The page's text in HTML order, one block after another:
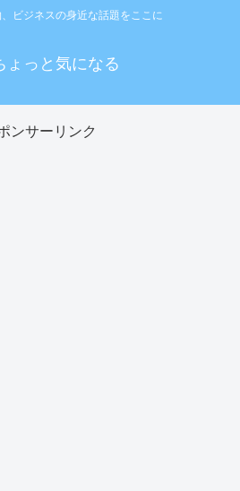
ビジネスの身近な話題をここに
ょっと気になる
ンサーリンク